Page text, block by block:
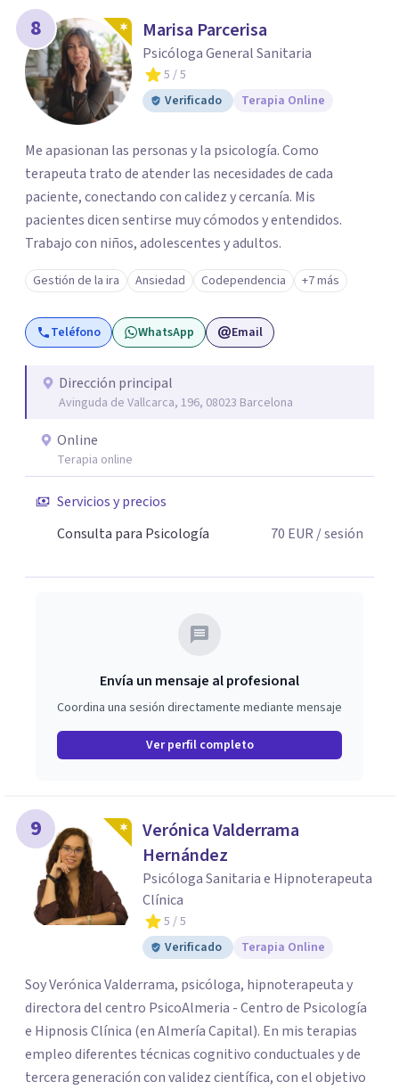
8 Marisa Parcerisa
Psicóloga General Sanitaria
5 / 5
Verificado
Terapia Online
Me apasionan las personas y la psicología. Como
terapeuta trato de atender las necesidades de cada
paciente, conectando con calidez y cercanía. Mis
pacientes dicen sentirse muy cómodos y entendidos.
Trabajo con niños, adolescentes y adultos.
Gestión de la ira Ansiedad Codependencia +7 más
Teléfono WhatsApp Email
Dirección principal
Avinguda de Vallcarca, 196, 08023 Barcelona
Online
Terapia online
Servicios y precios
Consulta para Psicología
70 EUR / sesión
Envía un mensaje al profesional
Coordina una sesión directamente mediante mensaje
Ver perfil completo
9
Verónica Valderrama
Hernández
Psicóloga Sanitaria e Hipnoterapeuta
Clínica
5 / 5
Verificado
Terapia Online
Soy Verónica Valderrama, psicóloga, hipnoterapeuta y
directora del centro PsicoAlmeria - Centro de Psicología
e Hipnosis Clínica (en Almería Capital). En mis terapias
empleo diferentes técnicas cognitivo conductuales y de
tercera generación con validez científica, con el objetivo